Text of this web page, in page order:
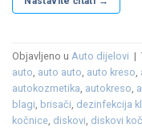
Objavljeno u Auto dijelovi |
auto, auto auto, auto kreso,
autokozmetika, autokreso,
blagi, brisači, dezinfekcija
kočnice, diskovi, diskovi